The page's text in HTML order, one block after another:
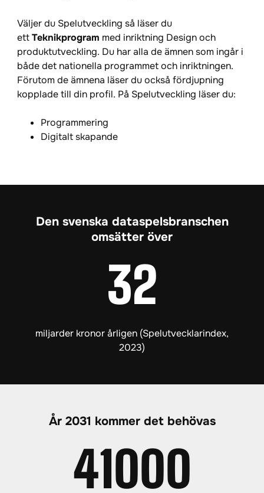
Väljer du Spelutveckling så läser du
ettTeknikprogram med inriktning Design och
produktutveckling. Du har alla de ämnen som ingår i
både det nationella programmet och inriktningen.
Förutom de ämnena läser du också fördjupning
kopplade till din profil. På Spelutveckling läser du:
Programmering
Digitalt skapande
Den svenska dataspelsbranschen
omsätter över
32
miljarder kronor årligen (Spelutvecklarindex,
2023)
År 2031 kommer det behövas
41000